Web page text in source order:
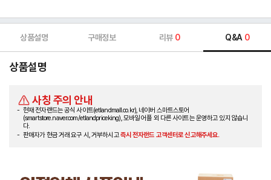
상품설명 구매정보 리뷰 0 Q&A 0
상품설명
사칭 주의 안내
현재 전자랜드는 공식 사이트(etlandmall.co.kr), 네이버 스마트스토어
(smartstore.naver.com/etlandpriceking), 모바일 어플 외 다른 사이트는 운영하고 있지 않습니
다.
판매자가 현금 거래 요구 시, 거부하시고즉시 전자랜드 고객센터로 신고해주세요.